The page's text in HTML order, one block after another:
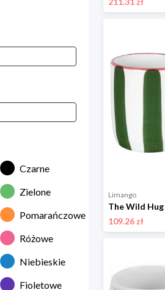
Czarne
Zielone
Pomarańczowe
Różowe
Niebieskie
Fioletowe
Limango
109.26 zł